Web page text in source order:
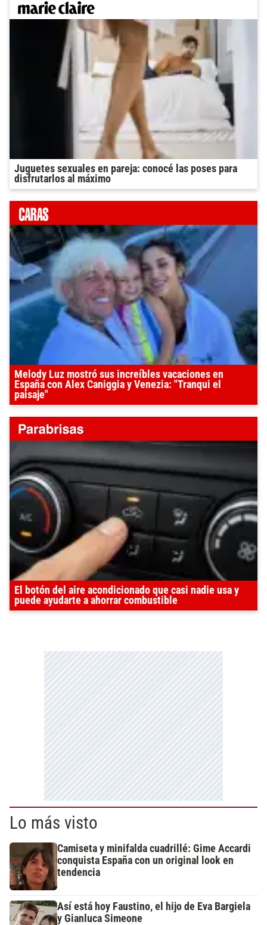
Juguetes sexuales en pareja: conocé las poses para
disfrutarlos al máximo
Melody Luz mostró sus increíbles vacaciones en
España con Alex Caniggia y Venezia: "Tranqui el
paisaje"
El botón del aire acondicionado que casi nadie usa y
puede ayudarte a ahorrar combustible
Lo más visto
Camiseta y minifalda cuadrillé: Gime Accardi
conquista España con un original look en
tendencia
Así está hoy Faustino, el hijo de Eva Bargiela
y Gianluca Simeone